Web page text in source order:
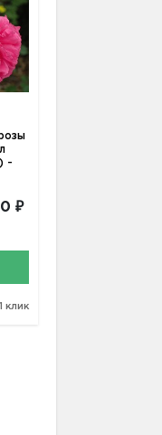
-
₽
клик